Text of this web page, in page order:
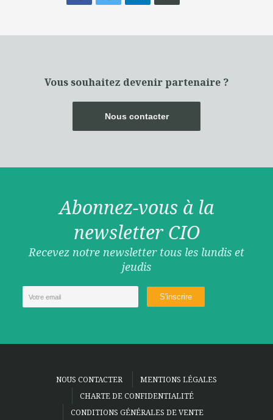
Vous souhaitez devenir partenaire ?
Nous contacter
Abonnez-vous à la
newsletter CIO
Recevez notre newsletter tous les lundis et
jeudis
NOUS CONTACTER
MENTIONS LÉGALES
CHARTE DE CONFIDENTIALITÉ
CONDITIONS GÉNÉRALES DE VENTE